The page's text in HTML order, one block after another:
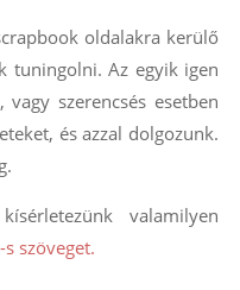
oldalakra kerülő
tuningolni. Az egyik igen
szerencsés esetben
és azzal dolgozunk.
valamilyen
s szöveget.